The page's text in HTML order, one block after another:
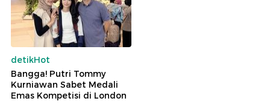
detikHot
Bangga! Putri Tommy
Kurniawan Sabet Medali
Emas Kompetisi di London